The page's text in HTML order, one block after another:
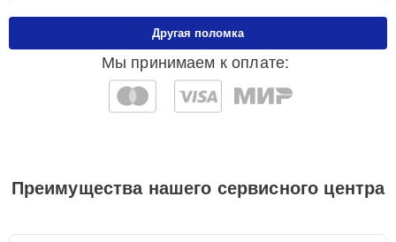
Мы принимаем к оплате:
Другая поломка
Преимущества нашего сервисного центра